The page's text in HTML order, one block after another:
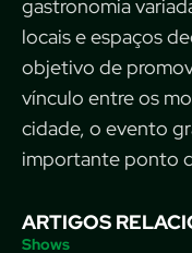
gastronomia
locais e espaços
objetivo de
vínculo entre os
cidade, o evento
importante ponto
ARTIGOS
Shows